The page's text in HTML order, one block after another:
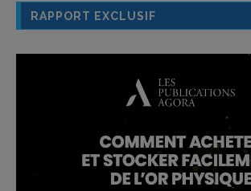
RAPPORT EXCLUSIF